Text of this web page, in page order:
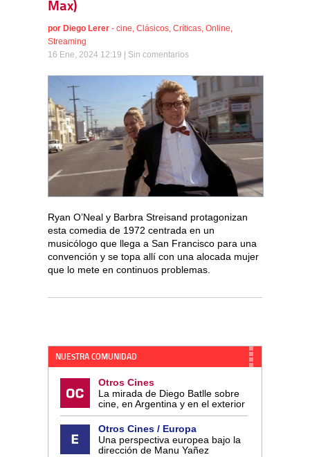
Max)
por Diego Lerer - cine, Clásicos, Críticas, Online,
Streaming
16 Ene, 2024 12:19 | Sin comentarios
Ryan O’Neal y Barbra Streisand protagonizan
esta comedia de 1972 centrada en un
musicólogo que llega a San Francisco para una
convención y se topa allí con una alocada mujer
que lo mete en continuos problemas.
NUESTRA COMUNIDAD
Otros Cines
La mirada de Diego Batlle sobre
cine, en Argentina y en el exterior
Otros Cines / Europa
Una perspectiva europea bajo la
dirección de Manu Yañez